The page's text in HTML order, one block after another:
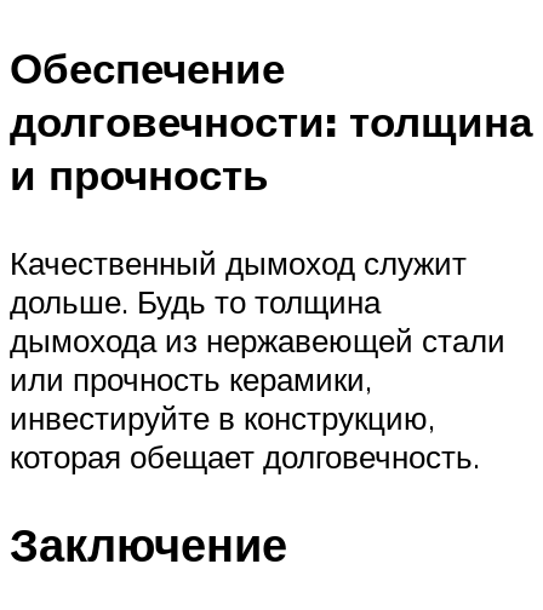
Обеспечение
долговечности: толщина
и прочность
Качественный дымоход служит
дольше. Будь то толщина
дымохода из нержавеющей стали
или прочность керамики,
инвестируйте в конструкцию,
которая обещает долговечность.
Заключение